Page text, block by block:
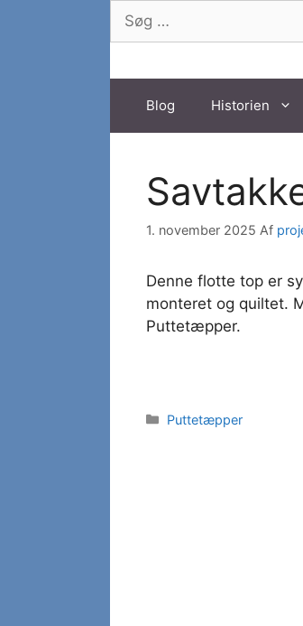
Søg
efter:
Blog Historien
1. november 2025 Af
Denne flotte top er
monteret og quiltet.
Puttetæpper.
Kategorier
Puttetæpper